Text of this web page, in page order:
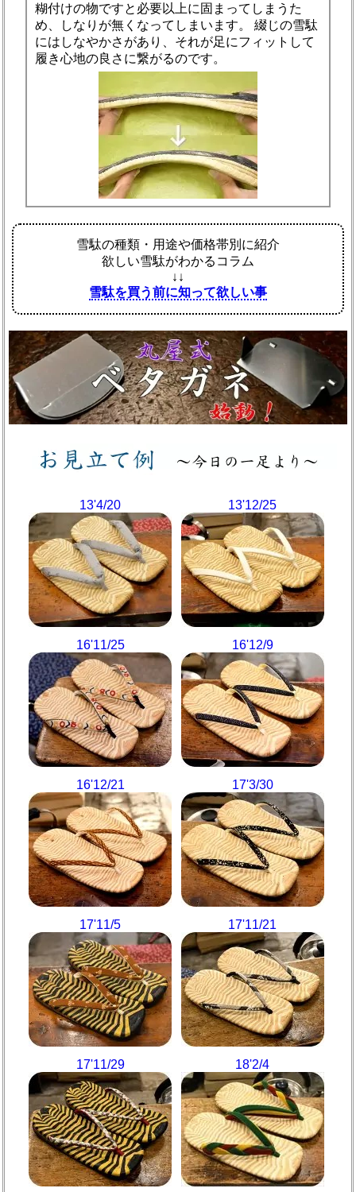
糊付けの物ですと必要以上に固まってしまうた
め、しなりが無くなってしまいます。 綴じの雪駄
にはしなやかさがあり、それが足にフィットして
履き心地の良さに繋がるのです。
雪駄の種類・用途や価格帯別に紹介
欲しい雪駄がわかるコラム
↓↓
雪駄を買う前に知って欲しい事
13'4/20 13'12/25
16'11/25 16'12/9
16'12/21 17'3/30
17'11/5 17'11/21
17'11/29 18'2/4